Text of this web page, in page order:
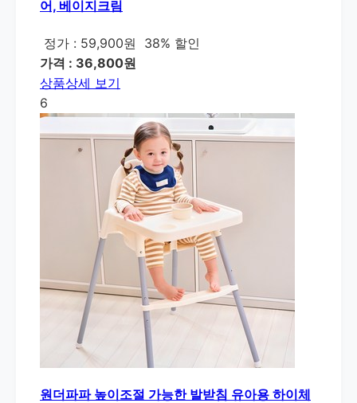
어, 베이지크림
정가 : 59,900원
38% 할인
가격 : 36,800원
상품상세 보기
6
원더파파 높이조절 가능한 발받침 유아용 하이체